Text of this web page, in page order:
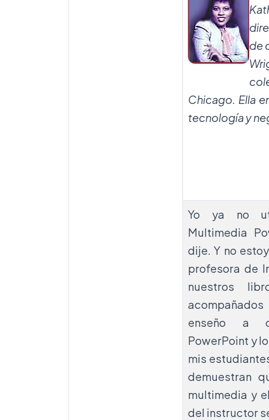
de
Chicago. Ella
tecnología y
Yo ya no
Multimedia
dije. Y no
profesora de
nuestros
enseño a
PowerPoint y
mis
demuestran
multimedia y
del instructor